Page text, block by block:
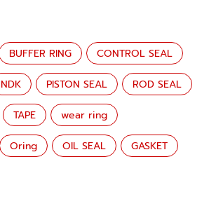
BUFFER RING CONTROL SEAL
NDK PISTON SEAL ROD SEAL
TAPE wear ring
Oring OIL SEAL GASKET